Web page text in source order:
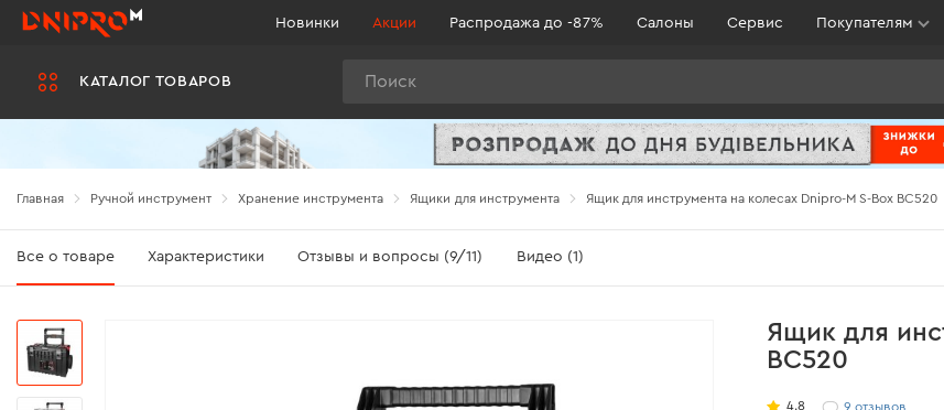
КАТАЛОГ ТОВАРОВ
Новинки Акции Распродажа до -87% Салоны Сервис Покупателям
Главная Ручной инструмент Хранение инструмента Ящики для инструмента Ящик для инструмента на колесах Dnipro-M S-Box BC520
Все о товаре Характеристики Отзывы и вопросы (9/11) Видео (1)
Ящик для
BC520
4.8 9отзывов